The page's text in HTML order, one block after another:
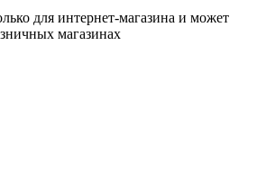
для интернет-магазина и может
магазинах